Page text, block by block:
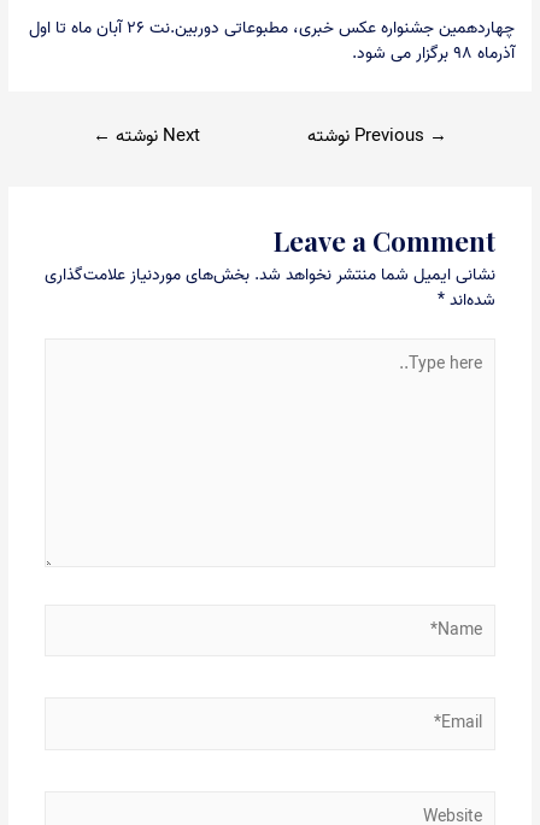
چهاردهمین جشنواره عکس خبری، مطبوعاتی دوربین.نت ۲۶ آبان ماه تا اول
آذرماه ۹۸ برگزار می شود.
→ Next نوشته ←
Leave a Comment
نشانی ایمیل شما منتشر نخواهد شد. بخش‌های موردنیاز علامت‌گذاری
شده‌اند*
here..
Email*
Website